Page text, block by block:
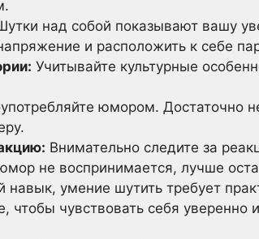
над собой показывают вашу
и расположить к себе
Учитывайте культурные
юмором. Достаточно
Внимательно следите за
не воспринимается, лучше
навык, умение шутить требует
чтобы чувствовать себя